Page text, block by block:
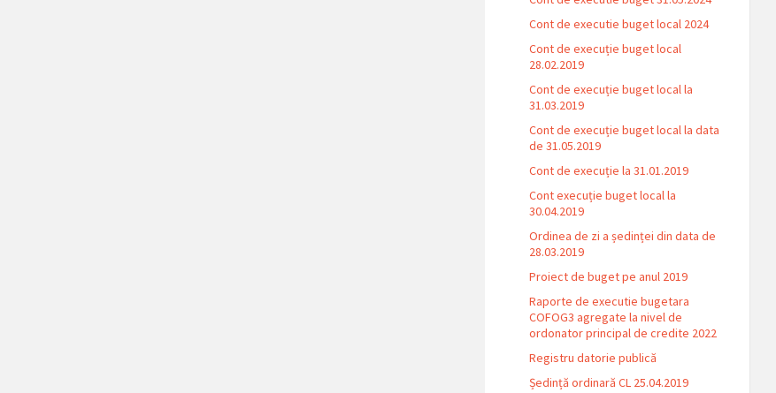
Cont de executie buget local 2024
Cont de execuție buget local
28.02.2019
Cont de execuție buget local la
31.03.2019
Cont de execuție buget local la data
de 31.05.2019
Cont de execuție la 31.01.2019
Cont execuție buget local la
30.04.2019
Ordinea de zi a ședinței din data de
28.03.2019
Proiect de buget pe anul 2019
Raporte de executie bugetara
COFOG3 agregate la nivel de
ordonator principal de credite 2022
Registru datorie publică
Ședință ordinară CL 25.04.2019